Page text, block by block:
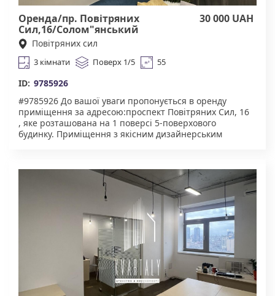
Оренда/пр. Повітряних
Сил,16/Солом"янський
30 000 UAH
Повітряних сил
3 кімнати Поверх 1/5 55
ID: 9785926
#9785926 До вашої уваги пропонується в оренду
приміщення за адресою:проспект Повітряних Сил, 16
, яке розташована на 1 поверсі 5-поверхового
будинку. Приміщення з якісним дизайнерським
укриття в будинку. Чудова інфраструктура. У пішій
доступності супермаркети, торгові центри, ресторани,
велика кількість магазинів. Зручна транспортна
розв'язка : найближча станція метро Вокзальна.
Агентство нерухомості "Квартали" Працюючи з нами,
ви отримуєте лише перевірений об'єкт за адекватною
ціною. Підтримка на всіх етапах угоди. Ми гарантуємо,
що ви залишитеся задоволені співпрацею! Комісія
50% за фактом підписання договору.